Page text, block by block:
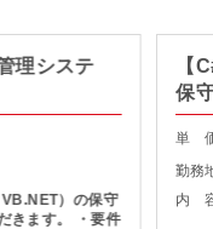
理システ
）の保守
きます。 ・要件
【
保
単
勤務
内